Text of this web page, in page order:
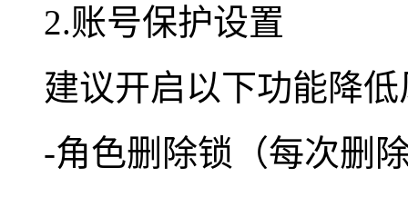
2.账号保护设置
建议开启以下功能降
-角色删除锁（每次删